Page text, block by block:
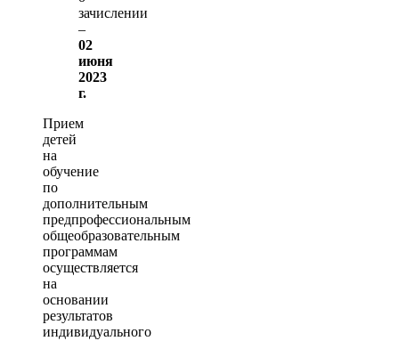
зачислении
–
02
июня
2023
г.
Прием
детей
на
обучение
по
дополнительным
предпрофессиональным
общеобразовательным
программам
осуществляется
на
основании
результатов
индивидуального